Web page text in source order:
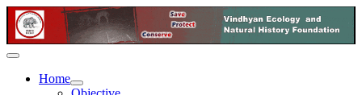
Home